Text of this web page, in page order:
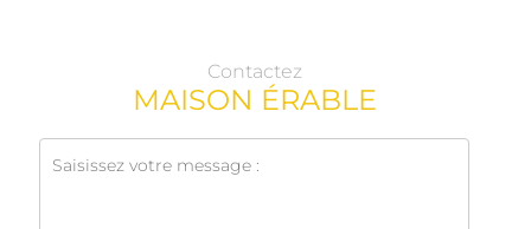
Contactez
MAISON ÉRABLE